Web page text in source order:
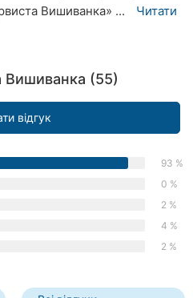
Вишиванка» ...
Читати
Вишиванка (55)
відгук
93 %
0 %
2 %
4 %
2 %